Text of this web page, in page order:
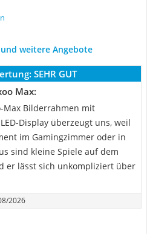
weitere Angebote
SEHR GUT
Max:
Max Bilderrahmen mit
Display überzeugt uns, weil
im Gamingzimmer oder in
sind kleine Spiele auf dem
er lässt sich unkompliziert über
2026